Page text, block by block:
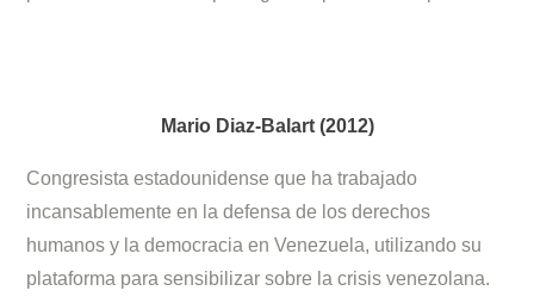
Mario Diaz-Balart (2012)
Congresista estadounidense que ha trabajado
incansablemente en la defensa de los derechos
humanos y la democracia en Venezuela, utilizando su
plataforma para sensibilizar sobre la crisis venezolana.